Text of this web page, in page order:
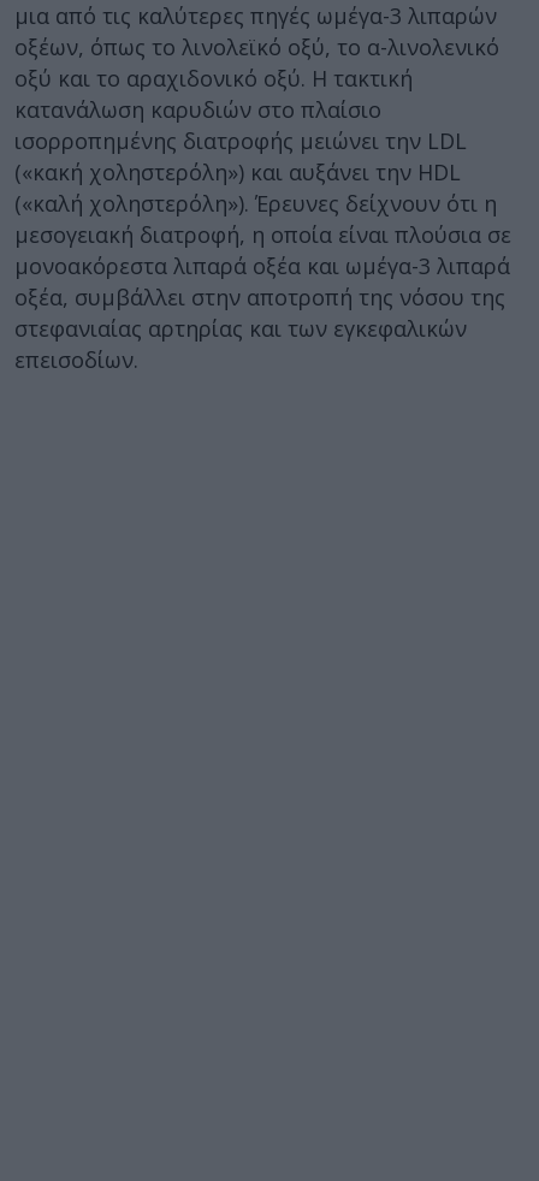
μια από τις καλύτερες πηγές ωμέγα-3 λιπαρών
οξέων, όπως το λινολεϊκό οξύ, το α-λινολενικό
οξύ και το αραχιδονικό οξύ. Η τακτική
κατανάλωση καρυδιών στο πλαίσιο
ισορροπημένης διατροφής μειώνει την LDL
(«κακή χοληστερόλη») και αυξάνει την HDL
(«καλή χοληστερόλη»). Έρευνες δείχνουν ότι η
μεσογειακή διατροφή, η οποία είναι πλούσια σε
μονοακόρεστα λιπαρά οξέα και ωμέγα-3 λιπαρά
οξέα, συμβάλλει στην αποτροπή της νόσου της
στεφανιαίας αρτηρίας και των εγκεφαλικών
επεισοδίων.